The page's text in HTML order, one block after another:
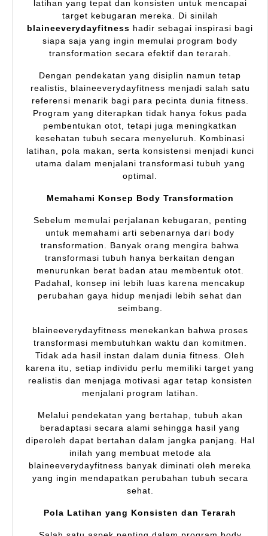
latihan yang tepat dan konsisten untuk mencapai
target kebugaran mereka. Di sinilah
blaineeverydayfitness hadir sebagai inspirasi bagi
siapa saja yang ingin memulai program body
transformation secara efektif dan terarah.
Dengan pendekatan yang disiplin namun tetap
realistis, blaineeverydayfitness menjadi salah satu
referensi menarik bagi para pecinta dunia fitness.
Program yang diterapkan tidak hanya fokus pada
pembentukan otot, tetapi juga meningkatkan
kesehatan tubuh secara menyeluruh. Kombinasi
latihan, pola makan, serta konsistensi menjadi kunci
utama dalam menjalani transformasi tubuh yang
optimal.
Memahami Konsep Body Transformation
Sebelum memulai perjalanan kebugaran, penting
untuk memahami arti sebenarnya dari body
transformation. Banyak orang mengira bahwa
transformasi tubuh hanya berkaitan dengan
menurunkan berat badan atau membentuk otot.
Padahal, konsep ini lebih luas karena mencakup
perubahan gaya hidup menjadi lebih sehat dan
seimbang.
blaineeverydayfitness menekankan bahwa proses
transformasi membutuhkan waktu dan komitmen.
Tidak ada hasil instan dalam dunia fitness. Oleh
karena itu, setiap individu perlu memiliki target yang
realistis dan menjaga motivasi agar tetap konsisten
menjalani program latihan.
Melalui pendekatan yang bertahap, tubuh akan
beradaptasi secara alami sehingga hasil yang
diperoleh dapat bertahan dalam jangka panjang. Hal
inilah yang membuat metode ala
blaineeverydayfitness banyak diminati oleh mereka
yang ingin mendapatkan perubahan tubuh secara
sehat.
Pola Latihan yang Konsisten dan Terarah